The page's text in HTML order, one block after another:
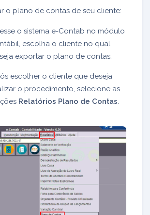
o plano de contas de seu cliente:
o sistema e-Contab no módulo
escolha o cliente no qual
exportar o plano de contas.
escolher o cliente que deseja
o procedimento, selecione as
Relatórios Plano de Contas.